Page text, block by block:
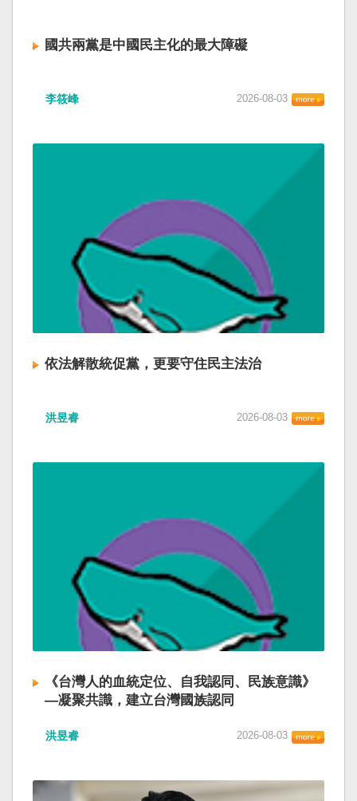
國共兩黨是中國民主化的最大障礙
李筱峰 2026-08-03
依法解散統促黨，更要守住民主法治
洪昱睿 2026-08-03
《台灣人的血統定位、自我認同、民族意識》
—凝聚共識，建立台灣國族認同
洪昱睿 2026-08-03